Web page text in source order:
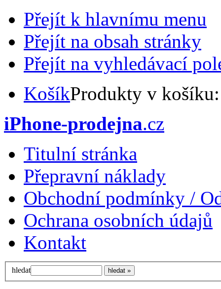
Přejít k hlavnímu menu
Přejít na obsah stránky
Přejít na vyhledávací
KošíkProdukty v
iPhone-prodejna.cz
Titulní stránka
Přepravní náklady
Obchodní podmínky /
Ochrana osobních údajů
Kontakt
hledat